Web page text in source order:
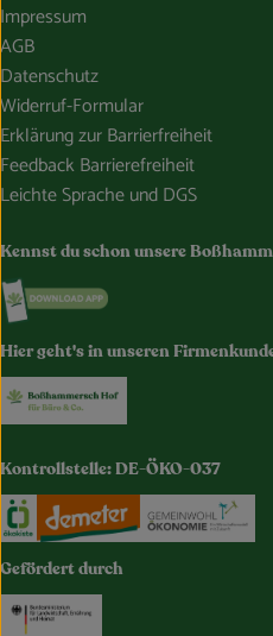
Impressum
AGB
Datenschutz
Widerruf-Formular
Erklärung zur Barrierfreiheit
Feedback Barrierefreiheit
Leichte Sprache und DGS
Kennst du schon unsere
Externer Link zu
Hier geht's in unseren
Kontrollstelle: DE-ÖKO-037
Externer Link zu https://
Externer Link
Gefördert durch